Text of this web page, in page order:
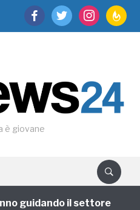
facebooktwitter instagram
è giovane
guidando il settore